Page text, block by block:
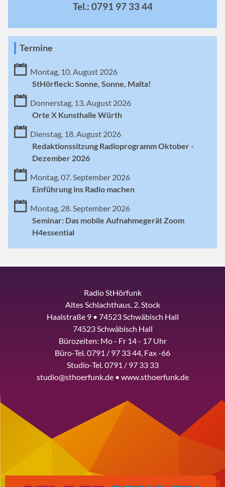
Tel.: 0791 97 33 44
Termine
Montag, 10. August 2026
StHörfleck: Sonne, Sonne, Malta!
Donnerstag, 13. August 2026
Orte X Kunsthalle Würth
Dienstag, 18. August 2026
Redaktionssitzung Radioprogramm Oktober -
Dezember 2026
Montag, 07. September 2026
Einführung ins Radio machen
Montag, 28. September 2026
Seminar: Das mobile Aufnahmegerät Zoom
H4essential
Radio StHörfunk
Altes Schlachthaus, 2. Stock
Haalstraße 9 • 74523 Schwäbisch Hall
74523 Schwäbisch Hall
Bürozeiten: Mo - Fr 14 - 17 Uhr
Büro-Tel. 0791 / 97 33 44, Fax -66
Studio-Tel. 0791 / 97 33 33
studio@sthoerfunk.de • www.sthoerfunk.de